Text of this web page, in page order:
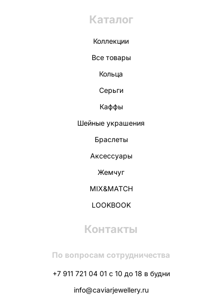
Каталог
Коллекции
Все товары
Кольца
Серьги
Каффы
Шейные украшения
Браслеты
Аксессуары
Жемчуг
MIX&MATCH
LOOKBOOK
Контакты
По вопросам сотрудничества
+7 911 721 04 01 с 10 до 18 в будни
info@caviarjewellery.ru